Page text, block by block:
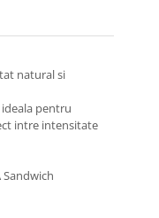
natural si
pentru
intre intensitate